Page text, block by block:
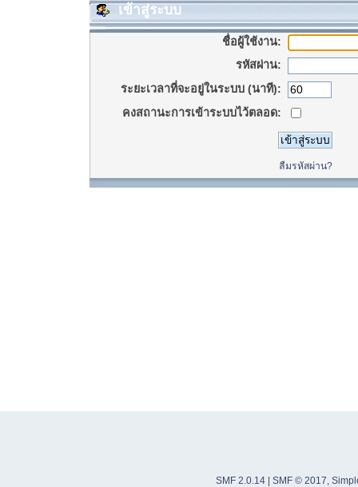
เข้าสู่ระบบ
ชื่อผู้ใช้งาน:
รหัสผ่าน:
ระยะเวลาที่จะอยู่ในระบบ (นาที):
คงสถานะการเข้าระบบไว้ตลอด:
ลืมรหัสผ่าน?
SMF 2.0.14 SMF © 2017,